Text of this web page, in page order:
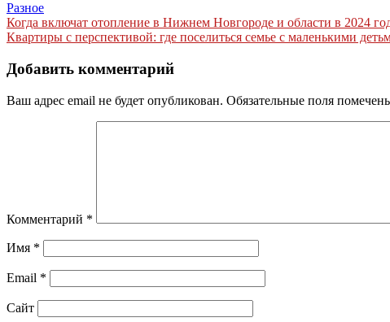
Разное
Навигация
по
записям
Когда включат отопление в Нижнем Новгороде и области в 2024
Квартиры с перспективой: где поселиться семье с маленькими
Добавить комментарий
Ваш адрес email не будет опубликован. Обязательные поля
Комментарий *
Имя *
Email *
Сайт